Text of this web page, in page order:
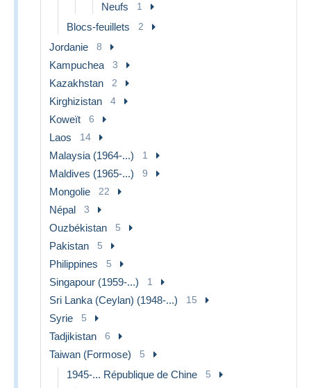
Neufs 1
Blocs-feuillets 2
Jordanie 8
Kampuchea 3
Kazakhstan 2
Kirghizistan 4
Koweït 6
Laos 14
Malaysia (1964-...) 1
Maldives (1965-...) 9
Mongolie 22
Népal 3
Ouzbékistan 5
Pakistan 5
Philippines 5
Singapour (1959-...) 1
Sri Lanka (Ceylan) (1948-...) 15
Syrie 5
Tadjikistan 6
Taiwan (Formose) 5
1945-... République de Chine 5